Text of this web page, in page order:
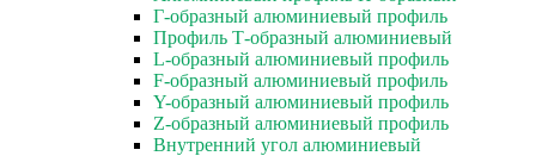
Г-образный алюминиевый профиль
Профиль Т-образный алюминиевый
L-образный алюминиевый профиль
F-образный алюминиевый профиль
Y-образный алюминиевый профиль
Z-образный алюминиевый профиль
Внутренний угол алюминиевый